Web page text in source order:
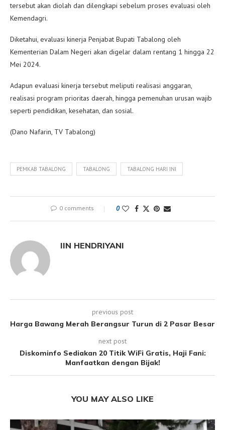
tersebut akan diolah dan dilengkapi sebelum proses evaluasi oleh
Kemendagri.
Diketahui, evaluasi kinerja Penjabat Bupati Tabalong oleh
Kementerian Dalam Negeri akan digelar dalam rentang 1 hingga 22
Mei 2024.
Adapun evaluasi kinerja tersebut meliputi realisasi anggaran,
realisasi program prioritas daerah, hingga pemenuhan urusan wajib
seperti pendidikan, kesehatan, dan sosial.
(Dano Nafarin, TV Tabalong)
PEMKAB TABALONG TABALONG TABALONG HARI INI
0 comments 0
IIN HENDRIYANI
previous post
Harga Bawang Merah Berangsur Turun di 2 Pasar Besar
next post
Diskominfo Sediakan 20 Titik WiFi Gratis, Haji Fani:
Manfaatkan dengan Bijak!
YOU MAY ALSO LIKE